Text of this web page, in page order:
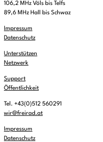
106,2 MHz Völs bis Telfs
89,6 MHz Hall bis Schwaz
Impressum
Datenschutz
Unterstützen
Netzwerk
Support
Öffentlichkeit
Tel. +43(0)512 560291
wir@freirad.at
Impressum
Datenschutz